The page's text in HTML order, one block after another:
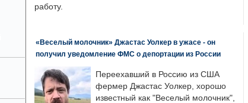
работу.
«Веселый молочник» Джастас Уолкер в ужасе - он
получил уведомление ФМС о депортации из России
Переехавший в Россию из США
фермер Джастас Уолкер, хорошо
известный как "Веселый молочник",